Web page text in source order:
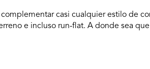
casi cualquier estilo de
e incluso run-flat. A donde sea